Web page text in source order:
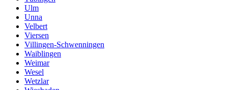
Ulm
Unna
Velbert
Viersen
Villingen-Schwenningen
Waiblingen
Weimar
Wesel
Wetzlar